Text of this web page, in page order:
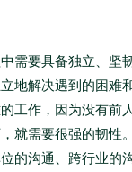
需要具备独立、
地解决遇到的困
作，因为没有前
就需要很强的韧
的沟通、跨行业的